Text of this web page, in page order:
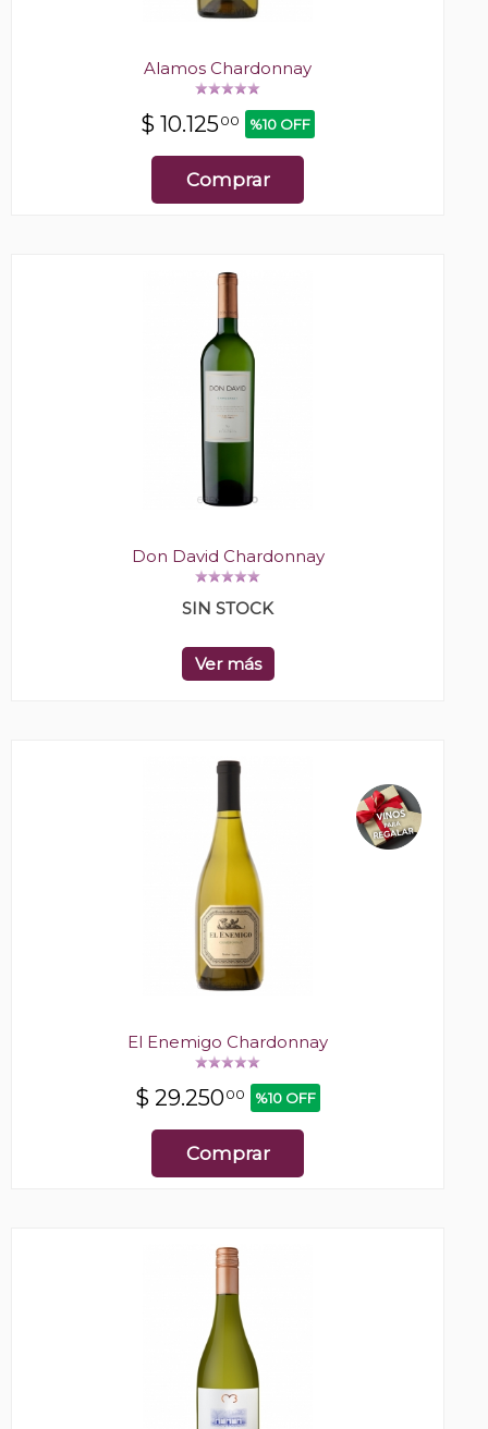
Alamos Chardonnay
$ 10.12500 %10 OFF
Comprar
Don David Chardonnay
SIN STOCK
Ver más
El Enemigo Chardonnay
$ 29.25000 %10 OFF
Comprar